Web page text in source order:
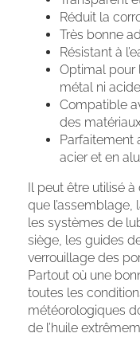
Réduit la
Très bonne
Résistant à
Optimal pour
métal ni
Compatible
des
Parfaitement
acier et en
Il peut être utilisé
que
les systèmes de
siège, les guides
verrouillage des
Partout où une
toutes les
météorologiques
de l’huile